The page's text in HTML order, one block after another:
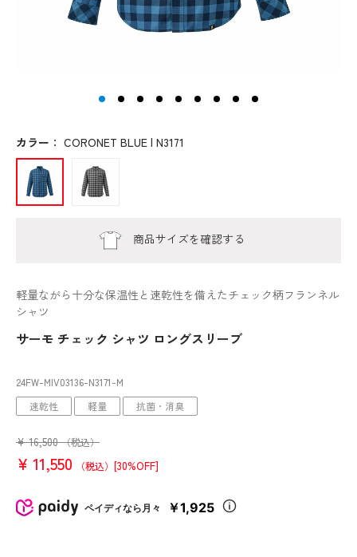
軽量ながら十分な保温性と速乾性を備えたチェック柄フランネル
シャツ
サーモ チェック シャツ ロングスリーブ
24FW-MIV03136-N3171-M
速乾性 軽量 抗菌・消臭
¥ 16,500 （税込）
¥ 11,550 （税込） [30%OFF]
ペイディなら月々 ￥1,925
カラー ： CORONET BLUE | N3171
商品サイズを確認する